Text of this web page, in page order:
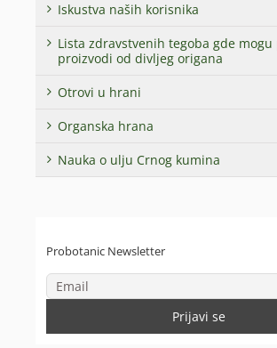
Iskustva naših korisnika
Lista zdravstvenih tegoba gde mogu
proizvodi od divljeg origana
Otrovi u hrani
Organska hrana
Nauka o ulju Crnog kumina
Probotanic Newsletter